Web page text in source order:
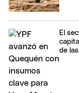
El
de